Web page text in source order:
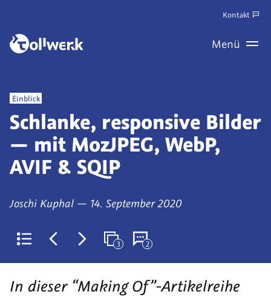
Zum
Menü
Kontakt
Schlanke, responsive Bilder
— mit MozJPEG, WebP,
AVIF & SQIP
Veröffentlicht
Einblick
von
Joschi Kuphal — am
14. September 2020
Zurück
zur
Liste
Jüngerer
Artikel:
Von
Älterer
Artikel:
20
Weitere
Artikel
in
3
Kommentare
(derzeit
2)
2
In dieser Making Of -Artikelreihe